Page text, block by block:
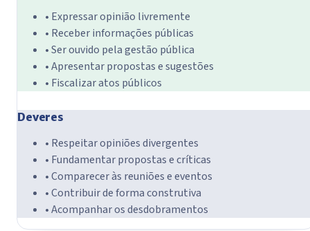
• Expressar opinião livremente
• Receber informações públicas
• Ser ouvido pela gestão pública
• Apresentar propostas e sugestões
• Fiscalizar atos públicos
Deveres
• Respeitar opiniões divergentes
• Fundamentar propostas e críticas
• Comparecer às reuniões e eventos
• Contribuir de forma construtiva
• Acompanhar os desdobramentos